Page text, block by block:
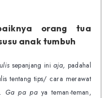
orang tua
anak tumbuh
sepanjang iniaja, padahal
tentang tips/ cara merawat
Ga pa paya teman-teman,